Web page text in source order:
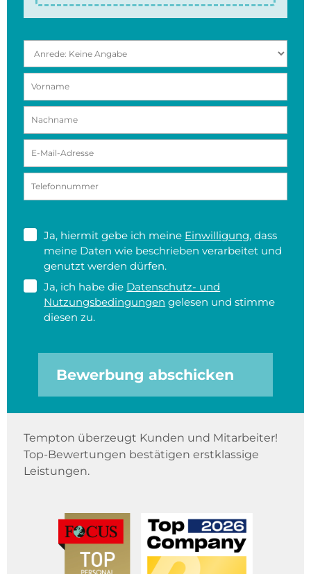
Ja, hiermit gebe ich meine Einwilligung, dass
meine Daten wie beschrieben verarbeitet und
genutzt werden dürfen.
Ja, ich habe die Datenschutz- und
Nutzungsbedingungen gelesen und stimme
diesen zu.
Bewerbung abschicken
Tempton überzeugt Kunden und Mitarbeiter!
Top-Bewertungen bestätigen erstklassige
Leistungen.